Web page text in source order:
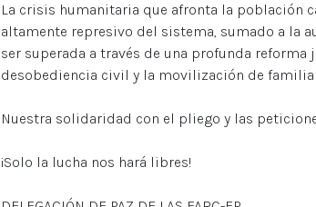
La crisis humanitaria que afronta la población
altamente represivo del sistema, sumado a la
ser superada a través de una profunda
desobediencia civil y la movilización de
Nuestra solidaridad con el pliego y las
¡Solo la lucha nos hará libres!